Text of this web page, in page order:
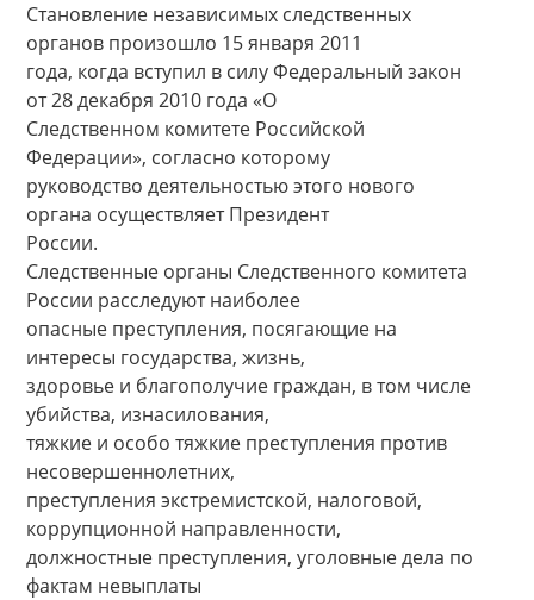
Становление независимых следственных
органов произошло 15 января 2011
года, когда вступил в силу Федеральный закон
от 28 декабря 2010 года «О
Следственном комитете Российской
Федерации», согласно которому
руководство деятельностью этого нового
органа осуществляет Президент
России.
Следственные органы Следственного комитета
России расследуют наиболее
опасные преступления, посягающие на
интересы государства, жизнь,
здоровье и благополучие граждан, в том числе
убийства, изнасилования,
тяжкие и особо тяжкие преступления против
несовершеннолетних,
преступления экстремистской, налоговой,
коррупционной направленности,
должностные преступления, уголовные дела по
фактам невыплаты